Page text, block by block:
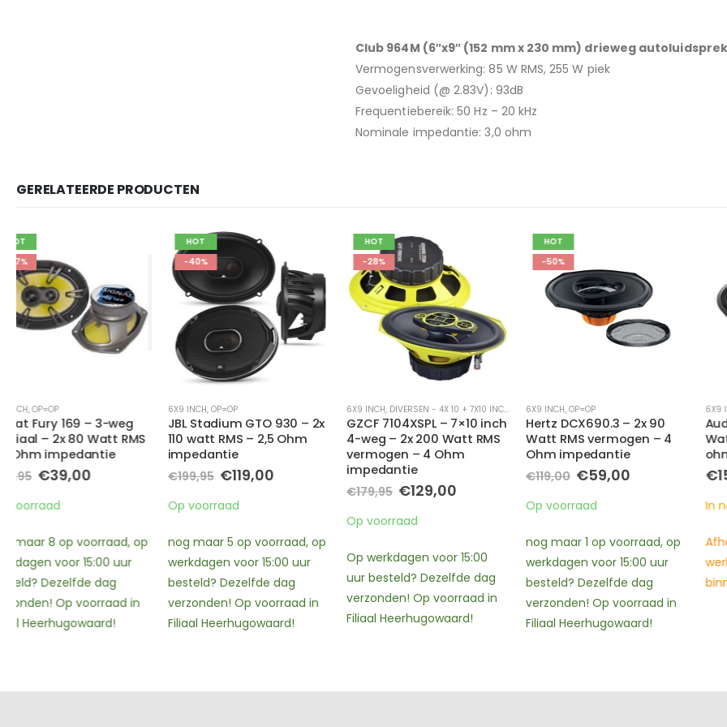
Club 964M (6″x9″ (152 mm x 230 mm) drieweg
Vermogensverwerking: 85 W RMS, 255 W piek
Gevoeligheid (@ 2.83V): 93dB
Frequentiebereik: 50 Hz – 20 kHz
Nominale impedantie: 3,0 ohm
GERELATEERDE PRODUCTEN
-40%
6X9 INCH,
JBL Stadium GTO 930 – 2x
110 watt RMS – 2,5 Ohm
impedantie
€199,95 Oorspronkelijke
€119,00 Huidige
€119,00.
Op voorraad
nog maar 5 op voorraad, op
werkdagen voor 15:00 uur
besteld? Dezelfde dag
verzonden! Op voorraad in
Filiaal Heerhugowaard!
HOT
-28%
6X9 INCH, DIVERSEN - 4X 10 + 7X10 INCH
GZCF 7104XSPL – 7×10 inch
4-weg – 2x 200 Watt RMS
vermogen – 4 Ohm
impedantie
Oorspronkelijke
€179,95.
Huidige
€129,00.
Op werkdagen voor 15:00
uur besteld? Dezelfde dag
verzonden! Op voorraad in
Filiaal Heerhugowaard!
HOT
-50%
6X9 INCH,OP=OP
Hertz DCX690.3 – 2x 90
Watt RMS vermogen – 4
Ohm impedantie
€119,00 Oorspronkelijke
prijs
was:
Huidige
€59,00.
nog maar 1 op voorraad, op
werkdagen voor 15:00 uur
besteld? Dezelfde dag
verzonden! Op voorraad in
Filiaal Heerhugowaard!
6X9 INCH
Audison APX 690 – 2x 100
Watt RMS vermogen – 4
ohm impedantie
€159,00
In nabestelling
Afhalen binnen 2 – 3
werkdagen en Verzending
binnen 3 – 4 werkdagen